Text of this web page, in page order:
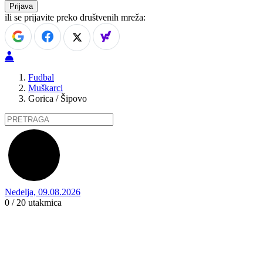
ili se prijavite preko društvenih mreža:
Fudbal
Muškarci
Gorica / Šipovo
Nedelja, 09.08.2026
0 / 20 utakmica